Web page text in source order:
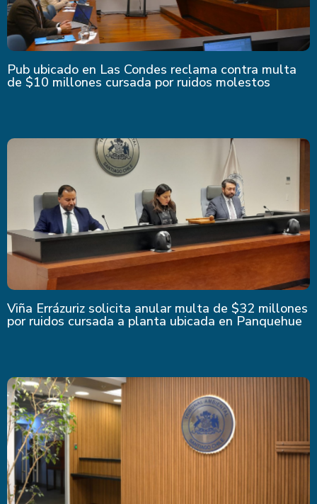
Pub ubicado en Las Condes reclama contra multa
de $10 millones cursada por ruidos molestos
Viña Errázuriz solicita anular multa de $32 millones
por ruidos cursada a planta ubicada en Panquehue